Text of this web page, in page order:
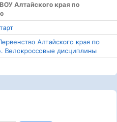
Алтайского края по
Алтайского края по
Велокроссовые дисциплины